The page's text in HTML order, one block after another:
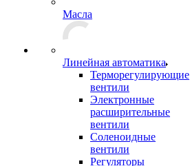
Масла
Линейная автоматика
Терморегулирующие
вентили
Электронные
расширительные
вентили
Соленоидные
вентили
Регуляторы